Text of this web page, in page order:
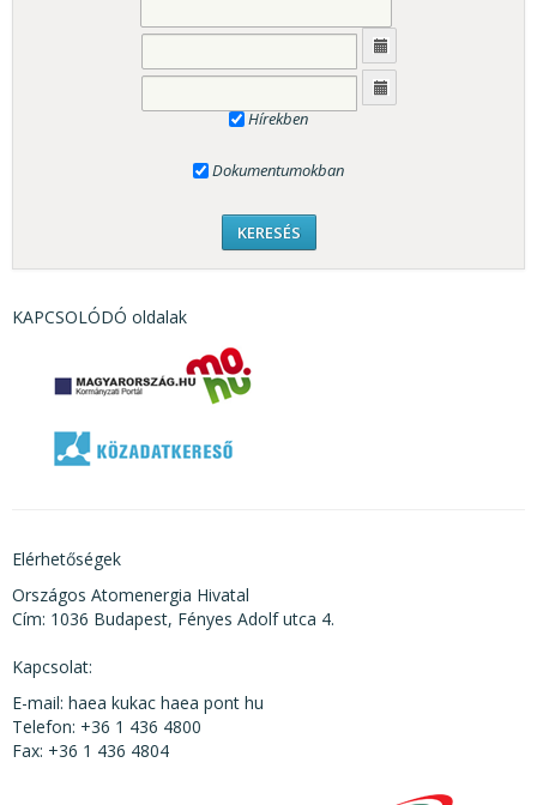
Hírekben
Dokumentumokban
KAPCSOLÓDÓ oldalak
Elérhetőségek
Országos Atomenergia Hivatal
Cím: 1036 Budapest, Fényes Adolf utca 4.
Kapcsolat:
E-mail: haea kukac haea pont hu
Telefon: +36 1 436 4800
Fax: +36 1 436 4804